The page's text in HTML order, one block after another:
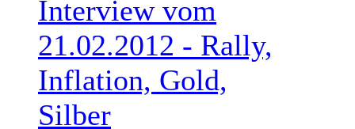
Interview vom
21.02.2012 - Rally,
Inflation, Gold,
Silber